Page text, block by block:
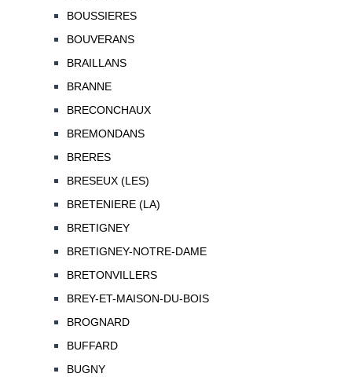
BOUSSIERES
BOUVERANS
BRAILLANS
BRANNE
BRECONCHAUX
BREMONDANS
BRERES
BRESEUX (LES)
BRETENIERE (LA)
BRETIGNEY
BRETIGNEY-NOTRE-DAME
BRETONVILLERS
BREY-ET-MAISON-DU-BOIS
BROGNARD
BUFFARD
BUGNY